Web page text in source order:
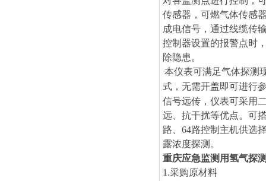
传感器，可燃气体传感
成电信号，通过线缆传
控制器设置的报警点时
除隐患。
本仪表可满足气体探测
式，无需开盖即可进行
信号远传，仪表可采用
远、抗干扰等优点。可
路、64路控制主机供选
露浓度探测。
重庆应急监测用氢气探
1.采购原材料